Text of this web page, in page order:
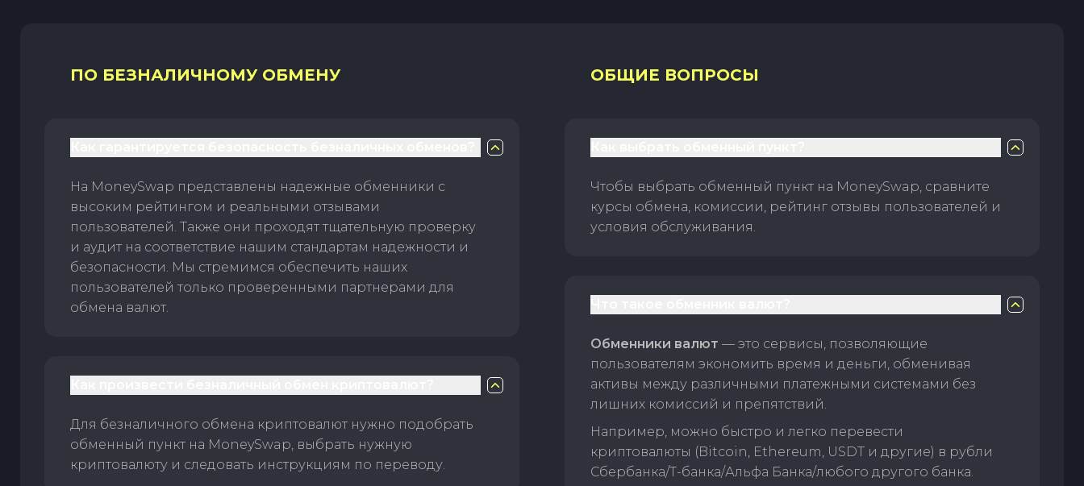
ПО БЕЗНАЛИЧНОМУ ОБМЕНУ
На MoneySwap представлены надежные обменники с
высоким рейтингом и реальными отзывами
пользователей. Также они проходят тщательную проверку
и аудит на соответствие нашим стандартам надежности и
безопасности. Мы стремимся обеспечить наших
пользователей только проверенными партнерами для
обмена валют.
Для безналичного обмена криптовалют нужно подобрать
обменный пункт на MoneySwap, выбрать нужную
криптовалюту и следовать инструкциям по переводу.
ОБЩИЕ ВОПРОСЫ
Чтобы выбрать обменный пункт на MoneySwap, сравните
курсы обмена, комиссии, рейтинг отзывы пользователей и
условия обслуживания.
Обменники валют — это сервисы, позволяющие
пользователям экономить время и деньги, обменивая
активы между различными платежными системами без
лишних комиссий и препятствий.
Например, можно быстро и легко перевести
криптовалюты (Bitcoin, Ethereum, USDT и другие) в рубли
Сбербанка/Т-банка/Альфа Банка/любого другого банка.